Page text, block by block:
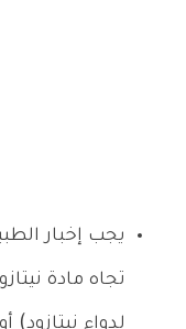
يجب إخبار
تجاه مادة
لدواء